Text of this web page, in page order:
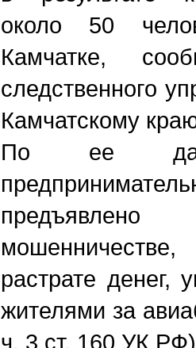
около 50
Камчатке,
следственного
Камчатскому
По ее
растрате денег,
жителями за
ч. 3 ст. 160 УК